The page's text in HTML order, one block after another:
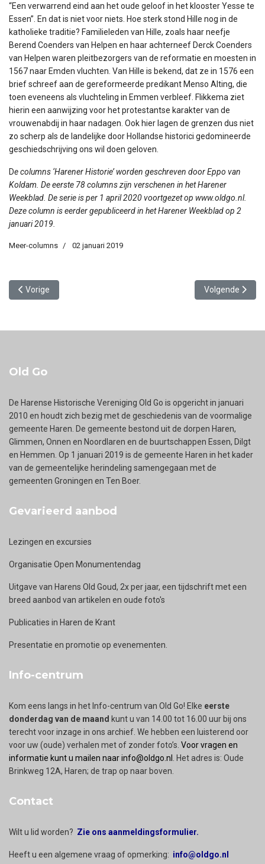
“Een verwarrend eind aan het oude geloof in het klooster Yesse te
Essen”. En dat is niet voor niets. Hoe sterk stond Hille nog in de
katholieke traditie? Familieleden van Hille, zoals haar neefje
Berend Coenders van Helpen en haar achterneef Derck Coenders
van Helpen waren pleitbezorgers van de reformatie en moesten in
1567 naar Emden vluchten. Van Hille is bekend, dat ze in 1576 een
brief schreef aan de gereformeerde predikant Menso Alting, die
toen eveneens als vluchteling in Emmen verbleef. Flikkema ziet
hierin een aanwijzing voor het protestantse karakter van de
vrouwenabdij in haar nadagen. Ook hier lagen de grenzen dus niet
zo scherp als de landelijke door Hollandse historici gedomineerde
geschiedschrijving ons wil doen geloven.
De columns ‘Harener Historie’ worden geschreven door Eppo van
Koldam. De eerste 78 columns zijn verschenen in het Harener
Weekblad. De serie is per 1 april 2020 voortgezet op www.oldgo.nl.
Deze column is eerder gepubliceerd in het Harener Weekblad op 2
januari 2019.
Meer-columns 02 januari 2019
Vorig artikel: Rondom huize Lohman
Vorige Volgende
Volgende
Old Go
De Harense Historische Vereniging Old Go is opgericht in januari
2010 en houdt zich bezig met de geschiedenis van de voormalige
gemeente Haren. De gemeente bestond uit de dorpen Haren,
Glimmen, Onnen en Noordlaren en de buurtschappen Essen, Dilgt
en Hemmen. Op 1 januari 2019 is de gemeente Haren in het kader
van de gemeentelijke herindeling samengegaan met de
gemeenten Groningen en Ten Boer.
Gevarieerd aanbod
Lezingen en excursies
Organisatie Open Monumentendag
Uitgave van Harens Old Goud, 2x per jaar, een tijdschrift met een
breed aanbod van artikelen en oude foto's
Publicaties in Haren de Krant
Presentatie en promotie op evenementen.
Info-centrum
Kom eens langs in het Info-centrum van Old Go! Elke eerste
donderdag van de maand kunt u van 14.00 tot 16.00 uur bij ons
terecht voor inzage in ons archief. We hebben een luisterend oor
voor uw (oude) verhalen met of zonder foto’s. Voor vragen en
informatie kunt u mailen naar info@oldgo.nl
. Het adres is: Oude
Brinkweg 12A, Haren; de trap op naar boven.
Contact
Wilt u lid worden? Zie ons aanmeldingsformulier.
Heeft u een algemene vraag of opmerking: info@oldgo.nl